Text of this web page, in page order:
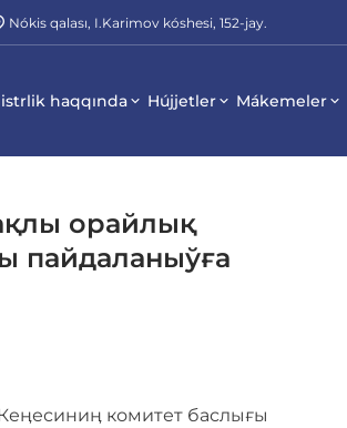
Nókis qalası, I.Karimov kóshesi, 152-jay.
haqqında Hújjetler Mákemeler
орайлық
пайдаланыўға
комитет баслығы